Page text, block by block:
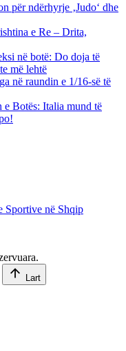
për ndërhyrje ‚Judo‘ dhe
e Re – Drita,
në botë: Do doja të
më lehtë
në raundin e 1/16-së të
e Botës: Italia mund të
Sportive në Shqip
Lart